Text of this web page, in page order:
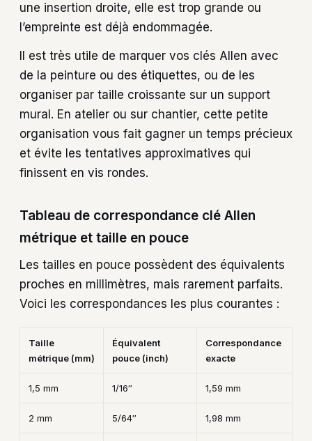
une insertion droite, elle est trop grande ou
l’empreinte est déjà endommagée.
Il est très utile de marquer vos clés Allen avec
de la peinture ou des étiquettes, ou de les
organiser par taille croissante sur un support
mural. En atelier ou sur chantier, cette petite
organisation vous fait gagner un temps précieux
et évite les tentatives approximatives qui
finissent en vis rondes.
Tableau de correspondance clé Allen
métrique et taille en pouce
Les tailles en pouce possèdent des équivalents
proches en millimètres, mais rarement parfaits.
Voici les correspondances les plus courantes :
Taille
métrique (mm)
Équivalent
pouce (inch)
Correspondance
exacte
1,5 mm 1/16″ 1,59 mm
2 mm 5/64″ 1,98 mm